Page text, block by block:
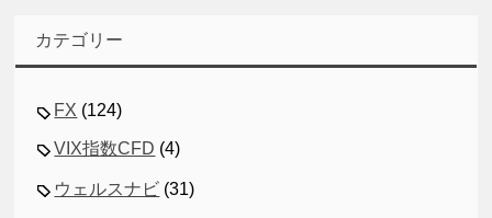
カテゴリー
FX (124)
VIX指数CFD (4)
ウェルスナビ (31)